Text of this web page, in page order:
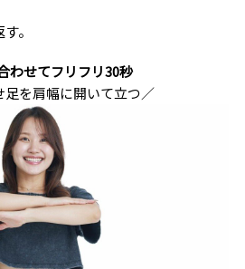
。
わせてフリフリ30秒
を肩幅に開いて立つ／